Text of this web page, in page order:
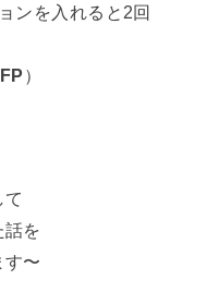
ンを入れると2回
）
を
〜